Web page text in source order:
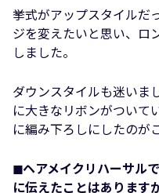
挙式がアップスタイルだ
ジを変えたいと思い、ロ
しました。
ダウンスタイルも迷いま
に大きなリボンがついて
に編み下ろしにしたのが
◼︎ヘアメイクリハーサル
に伝えたことはあります